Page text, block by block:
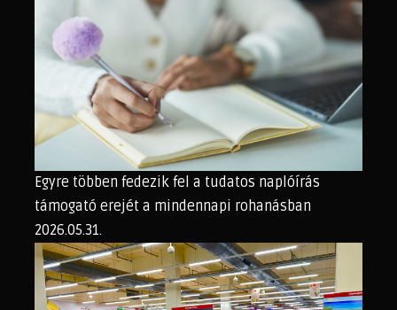
Egyre többen fedezik fel a tudatos naplóírás
támogató erejét a mindennapi rohanásban
2026.05.31.